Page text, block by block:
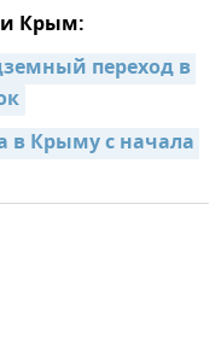
Крым:
переход в
в Крыму с начала